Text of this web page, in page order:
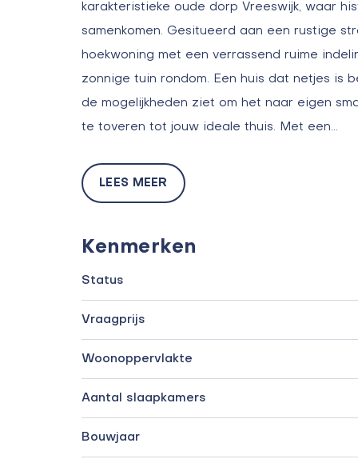
karakteristieke oude dorp Vreeswijk, waar
samenkomen. Gesitueerd aan een rustige
hoekwoning met een verrassend ruime
zonnige tuin rondom. Een huis dat netjes is
de mogelijkheden ziet om het naar eigen
te toveren tot jouw ideale thuis. Met een…
LEES MEER
Kenmerken
Status
Vraagprijs
Woonoppervlakte
Aantal slaapkamers
Bouwjaar